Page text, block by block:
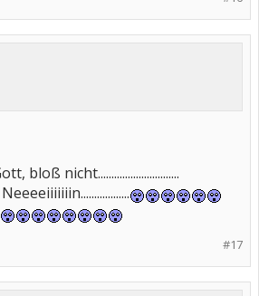
bloß nicht..............................
#17